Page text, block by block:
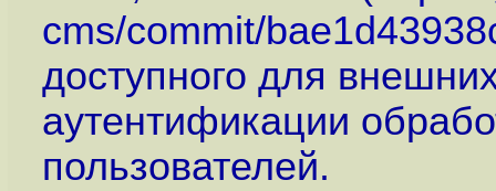
cms/commit/
доступного для
аутентификации
пользователей.